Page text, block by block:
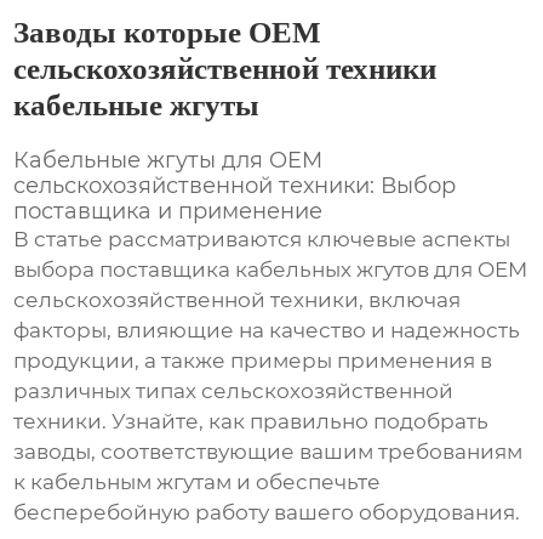
Заводы которые OEM
сельскохозяйственной техники
кабельные жгуты
Кабельные жгуты для OEM
сельскохозяйственной техники: Выбор
поставщика и применение
В статье рассматриваются ключевые аспекты
выбора поставщика кабельных жгутов для OEM
сельскохозяйственной техники, включая
факторы, влияющие на качество и надежность
продукции, а также примеры применения в
различных типах сельскохозяйственной
техники. Узнайте, как правильно подобрать
заводы, соответствующие вашим требованиям
к кабельным жгутам и обеспечьте
бесперебойную работу вашего оборудования.